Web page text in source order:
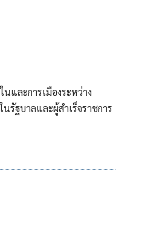
และการเมืองระหว่าง
ฐบาลและผู้สำเร็จราชการ